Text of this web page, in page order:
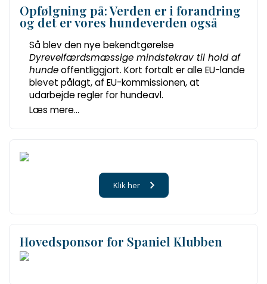
Opfølgning på: Verden er i forandring
og det er vores hundeverden også
Så blev den nye bekendtgørelse
Dyrevelfærdsmæssige mindstekrav til hold af
hundeoffentliggjort. Kort fortalt er alle EU-lande
blevet pålagt, af EU-kommissionen, at
udarbejde regler for hundeavl.
Læs mere...
Klik her
Hovedsponsor for Spaniel Klubben